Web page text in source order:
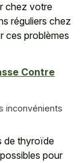
chez votre
réguliers chez
ces problèmes
Contre
inconvénients
de thyroïde
pour